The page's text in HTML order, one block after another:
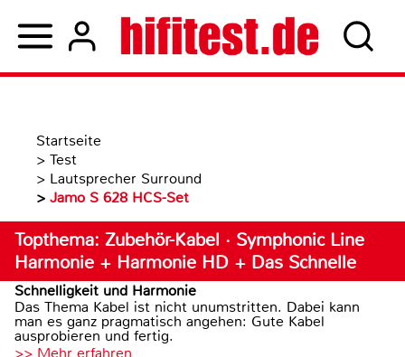
Startseite
> Test
> Lautsprecher Surround
> Jamo S 628 HCS-Set
Topthema: Zubehör-Kabel · Symphonic Line
Harmonie + Harmonie HD + Das Schnelle
Schnelligkeit und Harmonie
Das Thema Kabel ist nicht unumstritten. Dabei kann
man es ganz pragmatisch angehen: Gute Kabel
ausprobieren und fertig.
>> Mehr erfahren